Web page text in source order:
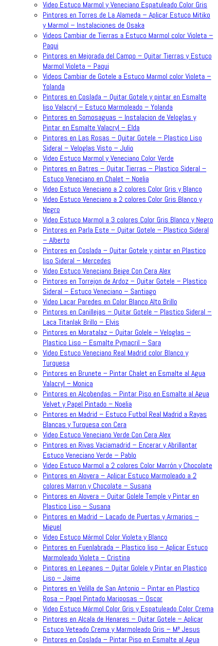
Video Estuco Marmol y Veneciano Espatuleado Color Gris
Pintores en Torres de La Alameda – Aplicar Estuco Mitiko
y Marmol – Instalaciones de Osaka
Videos Cambiar de Tierras a Estuco Marmol color Violeta –
Paqui
Pintores en Mejorada del Campo – Quitar Tierras y Estuco
Marmol Violeta – Paqui
Videos Cambiar de Gotele a Estuco Marmol color Violeta –
Yolanda
Pintores en Coslada – Quitar Gotele y pintar en Esmalte
liso Valacryl – Estuco Marmoleado – Yolanda
Pintores en Somosaguas – Instalacion de Veloglas y
Pintar en Esmalte Valacryl – Elda
Pintores en Las Rosas – Quitar Gotele – Plastico Liso
Sideral – Veloglas Visto – Julio
Video Estuco Marmol y Veneciano Color Verde
Pintores en Batres – Quitar Tierras – Plastico Sideral –
Estuco Veneciano en Chalet – Noelia
Video Estuco Veneciano a 2 colores Color Gris y Blanco
Video Estuco Veneciano a 2 colores Color Gris Blanco y
Negro
Video Estuco Marmol a 3 colores Color Gris Blanco y Negro
Pintores en Parla Este – Quitar Gotele – Plastico Sideral
– Alberto
Pintores en Coslada – Quitar Gotele y pintar en Plastico
liso Sideral – Mercedes
Video Estuco Veneciano Beige Con Cera Alex
Pintores en Torrejon de Ardoz – Quitar Gotele – Plastico
Sideral – Estuco Veneciano – Santiago
Video Lacar Paredes en Color Blanco Alto Brillo
Pintores en Canillejas – Quitar Gotele – Plastico Sideral –
Laca Titanlak Brillo – Elvis
Pintores en Moratalaz – Quitar Golele – Veloglas –
Plastico Liso – Esmalte Pymacril – Sara
Video Estuco Veneciano Real Madrid color Blanco y
Turquesa
Pintores en Brunete – Pintar Chalet en Esmalte al Agua
Valacryl – Monica
Pintores en Alcobendas – Pintar Piso en Esmalte al Agua
Velvet y Papel Pintado – Noelia
Pintores en Madrid – Estuco Futbol Real Madrid a Rayas
Blancas y Turquesa con Cera
Video Estuco Veneciano Verde Con Cera Alex
Pintores en Rivas Vaciamadrid – Encerar y Abrillantar
Estuco Veneciano Verde – Pablo
Video Estuco Marmol a 2 colores Color Marrón y Chocolate
Pintores en Alovera – Aplicar Estuco Marmoleado a 2
colores Marron y Chocolate – Susana
Pintores en Alovera – Quitar Golele Temple y Pintar en
Plastico Liso – Susana
Pintores en Madrid – Lacado de Puertas y Armarios –
Miguel
Video Estuco Mármol Color Violeta y Blanco
Pintores en Fuenlabrada – Plastico liso – Aplicar Estuco
Marmoleado Violeta – Cristina
Pintores en Leganes – Quitar Golele y Pintar en Plastico
Liso – Jaime
Pintores en Velilla de San Antonio – Pintar en Plastico
Rosa – Papel Pintado Mariposas – Oscar
Video Estuco Mármol Color Gris y Espatuleado Color Crema
Pintores en Alcala de Henares – Quitar Gotele – Aplicar
Estuco Veteado Crema y Marmoleado Gris – Mª Jesus
Pintores en Coslada – Pintar Piso en Esmalte al Agua